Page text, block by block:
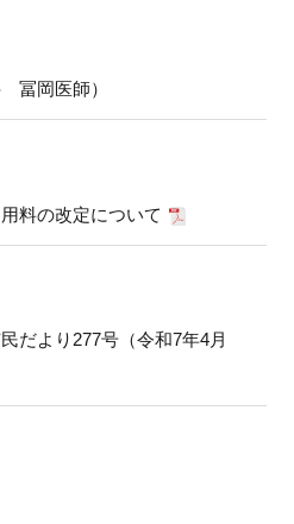
冨岡医師）
料の改定について
だより277号（令和7年4月